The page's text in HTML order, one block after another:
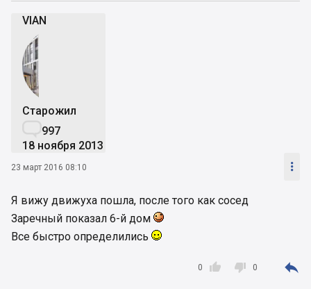
VIAN
Старожил
997
18 ноября 2013
23 март 2016 08:10 
Я вижу движуха пошла, после того как сосед
Заречный показал 6-й дом
Все быстро определились

0  0 